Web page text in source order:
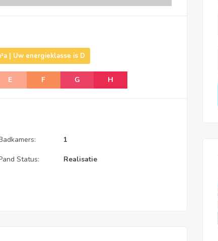
| Uw energieklasse is D
E F G H
1
Status: Realisatie